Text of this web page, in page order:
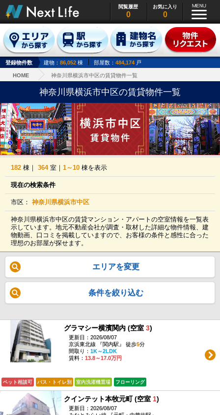
閲覧履歴
0
お気に入り
0
登録物件数 建物： 86,052 棟 部屋数： 484,174 戸
HOME 神奈川県横浜市中区の賃貸物件一覧
神奈川県横浜市中区の賃貸物件一覧
182 棟｜364室｜1～10 棟を表示
現在の検索条件
市区：神奈川県横浜市中区
神奈川県横浜市中区の賃貸マンション・アパートの空室情報を一覧表
示しています。地元不動産会社が調査・取材した詳細な物件情報、建
物動画、口コミを掲載していますので、お客様の条件と感性に合った
理想のお部屋が探せます。
エリアを変更
条件を絞り込む
グラマシー横濱関内 (空室 3)
更新日：2026/08/07
京浜東北線 『関内駅』 徒歩5分
間取り： 1K～2LDK
賃料： 13.8～17.0万円
ペット相談可 バス・トイレ別 室内洗濯機置場 フローリング
クインテット本牧元町 (空室 1)
更新日：2026/08/07